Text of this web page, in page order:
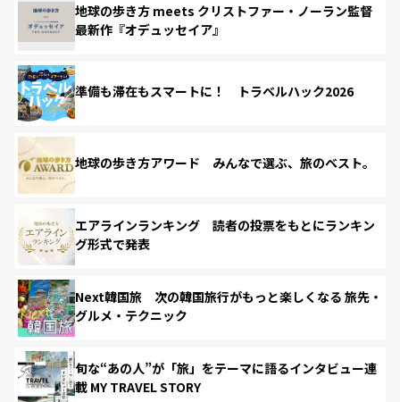
地球の歩き方 meets クリストファー・ノーラン監督
最新作『オデュッセイア』
準備も滞在もスマートに！ トラベルハック2026
地球の歩き方アワード みんなで選ぶ、旅のベスト。
エアラインランキング 読者の投票をもとにランキン
グ形式で発表
Next韓国旅 次の韓国旅行がもっと楽しくなる 旅先・
グルメ・テクニック
旬な“あの人”が「旅」をテーマに語るインタビュー連
載 MY TRAVEL STORY